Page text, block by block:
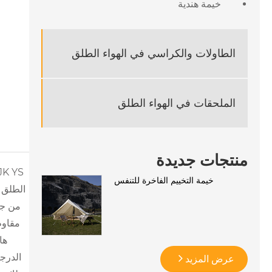
خيمة هندية
الطاولات والكراسي في الهواء الطلق
الملحقات في الهواء الطلق
منتجات جديدة
خيمة التخييم الفاخرة للتنفس
عرض المزيد